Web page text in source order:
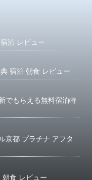
泊 レビュー
宿泊 朝食 レビュー
でもらえる無料宿泊特
京都 プラチナ アフタ
朝食 レビュー